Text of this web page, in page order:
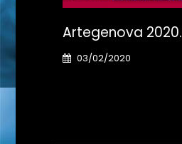
Artegenova 2020.
03/02/2020